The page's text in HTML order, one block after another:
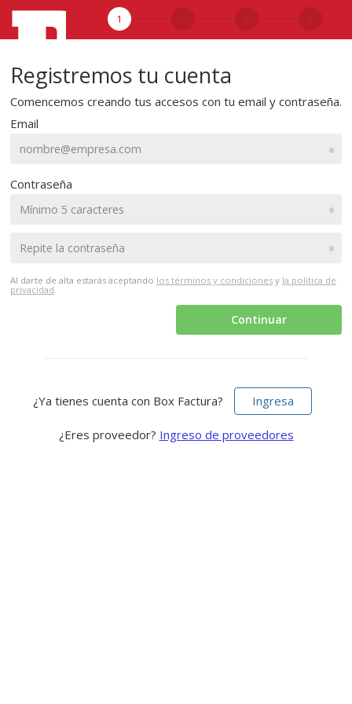
Registremos tu cuenta
Comencemos creando tus accesos con tu email y contraseña.
Email
•
Contraseña
•
•
Al darte de alta estarás aceptando los términos y condiciones y la política de
privacidad.
Continuar
¿Ya tienes cuenta con Box Factura? Ingresa
¿Eres proveedor? Ingreso de proveedores
1